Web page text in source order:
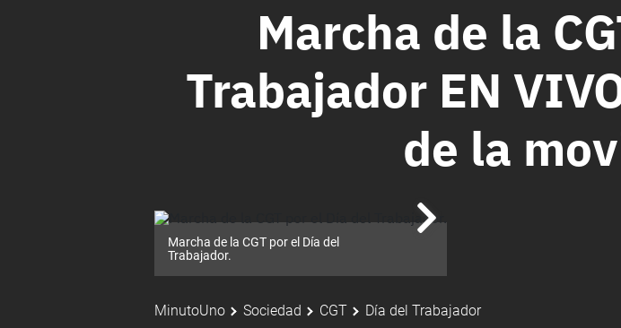
Marcha de la
Trabajador EN
de la
Marcha de la CGT por el Día del
Trabajador.
MinutoUno Sociedad CGT Día del Trabajador